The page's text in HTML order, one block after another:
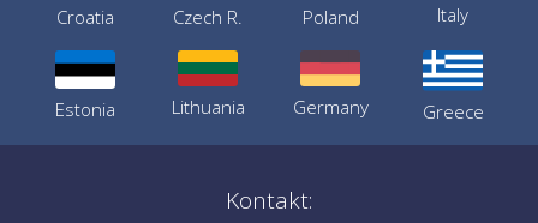
Croatia Czech R. Poland Italy
Estonia Lithuania Germany Greece
Kontakt: